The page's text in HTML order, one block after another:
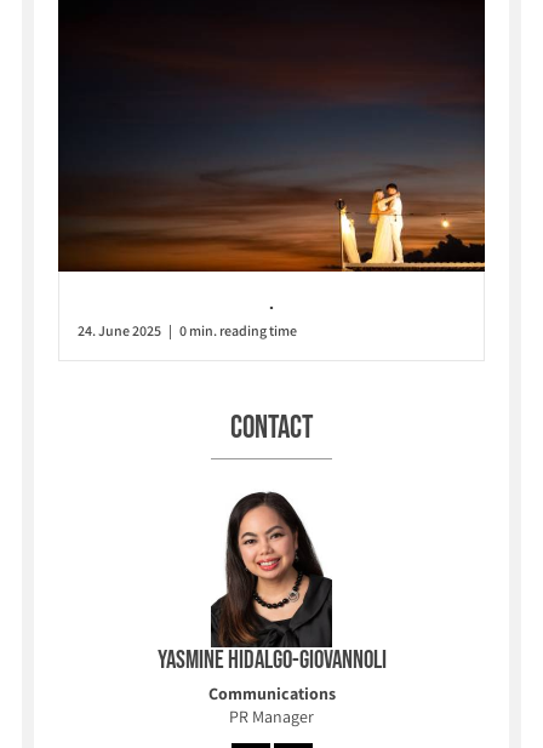
.
24. June 2025 | 0 min. reading time
Contact
Yasmine Hidalgo-Giovannoli
Communications
PR Manager